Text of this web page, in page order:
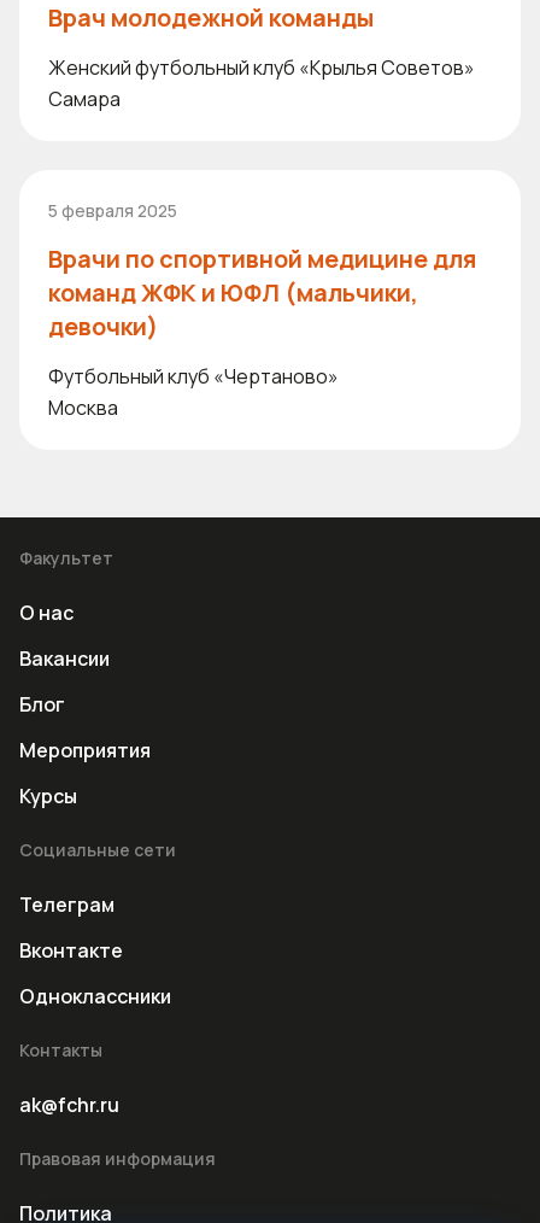
Врач молодежной команды
Женский футбольный клуб «Крылья Советов»
Самара
5 февраля 2025
Врачи по спортивной медицине для
команд ЖФК и ЮФЛ (мальчики,
девочки)
Футбольный клуб «Чертаново»
Москва
Факультет
О нас
Вакансии
Блог
Мероприятия
Курсы
Социальные сети
Телеграм
Вконтакте
Одноклассники
Контакты
ak@fchr.ru
Правовая информация
Политика